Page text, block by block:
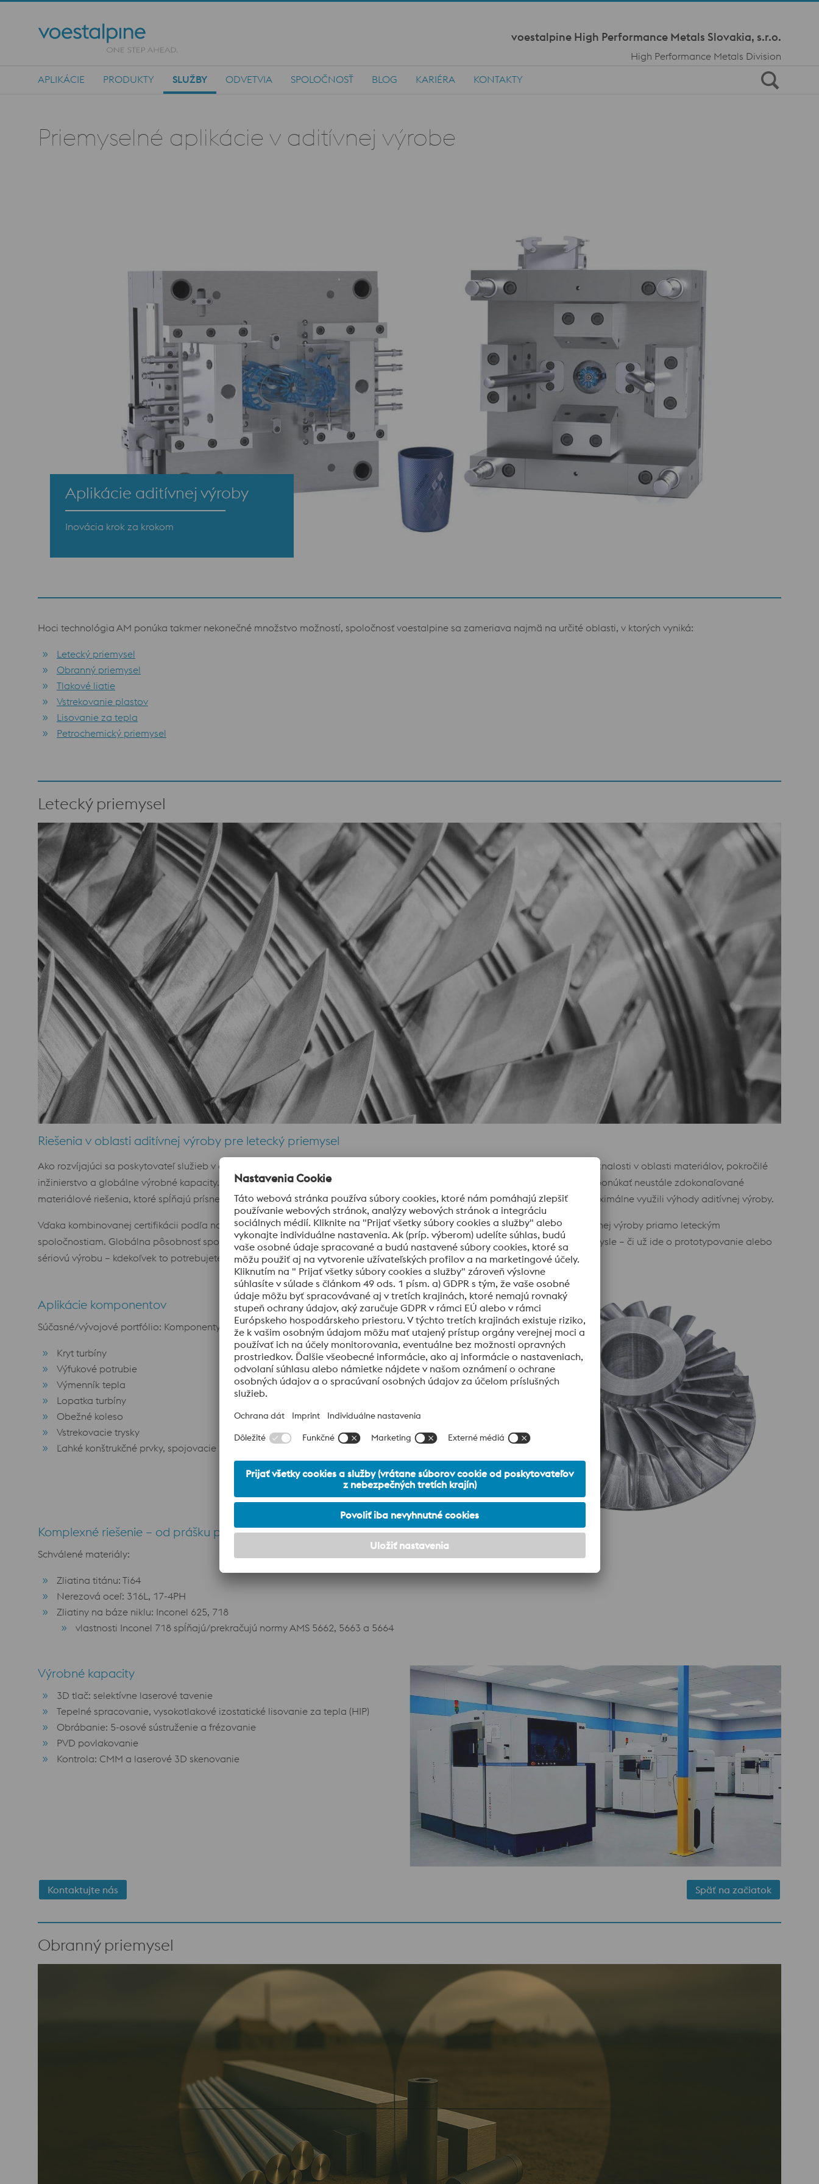
voestalpine High Performance Metals Slovakia, s.r.o.
High Performance Metals Division
APLIKÁCIE PRODUKTY SLUŽBY ODVETVIA SPOLOČNOSŤ BLOG KARIÉRA KONTAKTY
Priemyselné aplikácie v aditívnej výrobe
Aplikácie aditívnej výroby
Inovácia krok za krokom
Hoci technológia AM ponúka takmer nekonečné množstvo možností, spoločnosť voestalpine sa zameriava najmä na určité oblasti, v ktorých vyniká:
Letecký priemysel
Obranný priemysel
Tlakové liatie
Vstrekovanie plastov
Lisovanie za tepla
Petrochemický priemysel
Letecký priemysel
Riešenia v oblasti aditívnej výroby pre letecký priemysel
Ako rozvíjajúci sa poskytovateľ služieb v oblasti aditívnej výroby pre letecký priemysel spájame pod jednou strechou odborné znalosti v oblasti materiálov, pokročilé
inžinierstvo a globálne výrobné kapacity. Venujeme sa výskumu a vývoju zameranému na konkrétne aplikácie, aby sme mohli ponúkať neustále zdokonaľované
materiálové riešenia, ktoré spĺňajú prísne normy leteckého priemyslu. Náš technický tím s Vami úzko spolupracuje, aby sme maximálne využili výhody aditívnej výroby.
Vďaka kombinovanej certifikácii podľa noriem AS 9100 a ISO 9001:2015 poskytujeme služby a odborné znalosti v oblasti aditívnej výroby priamo leteckým
spoločnostiam. Globálna pôsobnosť spoločnosti voestalpine z nás robí ideálneho partnera pre Vaše projekty v leteckom priemysle – či už ide o prototypovanie alebo
sériovú výrobu – kdekoľvek to potrebujete.
Aplikácie komponentov
Súčasné/vývojové portfólio: Komponenty raketových pohonov
Kryt turbíny
Výfukové potrubie
Výmenník tepla
Lopatka turbíny
Obežné koleso
Vstrekovacie trysky
Ľahké konštrukčné prvky, spojovacie mechanizmy
Komplexné riešenie – od prášku po hotový komponent
Schválené materiály:
Zliatina titánu: Ti64
Nerezová oceľ: 316L, 17-4PH
Zliatiny na báze niklu: Inconel 625, 718
vlastnosti Inconel 718 spĺňajú/prekračujú normy AMS 5662, 5663 a 5664
Výrobné kapacity
3D tlač: selektívne laserové tavenie
Tepelné spracovanie, vysokotlakové izostatické lisovanie za tepla (HIP)
Obrábanie: 5-osové sústruženie a frézovanie
PVD povlakovanie
Kontrola: CMM a laserové 3D skenovanie
Kontaktujte nás Späť na začiatok
Obranný priemysel